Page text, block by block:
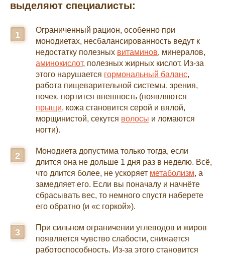
выделяют специалисты:
Ограниченный рацион, особенно при
монодиетах, несбалансированность ведут к
недостатку полезных витаминов, минералов,
аминокислот, полезных жирных кислот. Из-за
этого нарушается гормональный баланс,
работа пищеварительной системы, зрения,
почек, портится внешность (появляются
прыщи, кожа становится серой и вялой,
морщинистой, секутся волосы и ломаются
ногти).
Монодиета допустима только тогда, если
длится она не дольше 1 дня раз в неделю. Всё,
что длится более, не ускоряет метаболизм, а
замедляет его. Если вы поначалу и начнёте
сбрасывать вес, то немного спустя наберете
его обратно (и «с горкой»).
При сильном ограничении углеводов и жиров
появляется чувство слабости, снижается
работоспособность. Из-за этого становится